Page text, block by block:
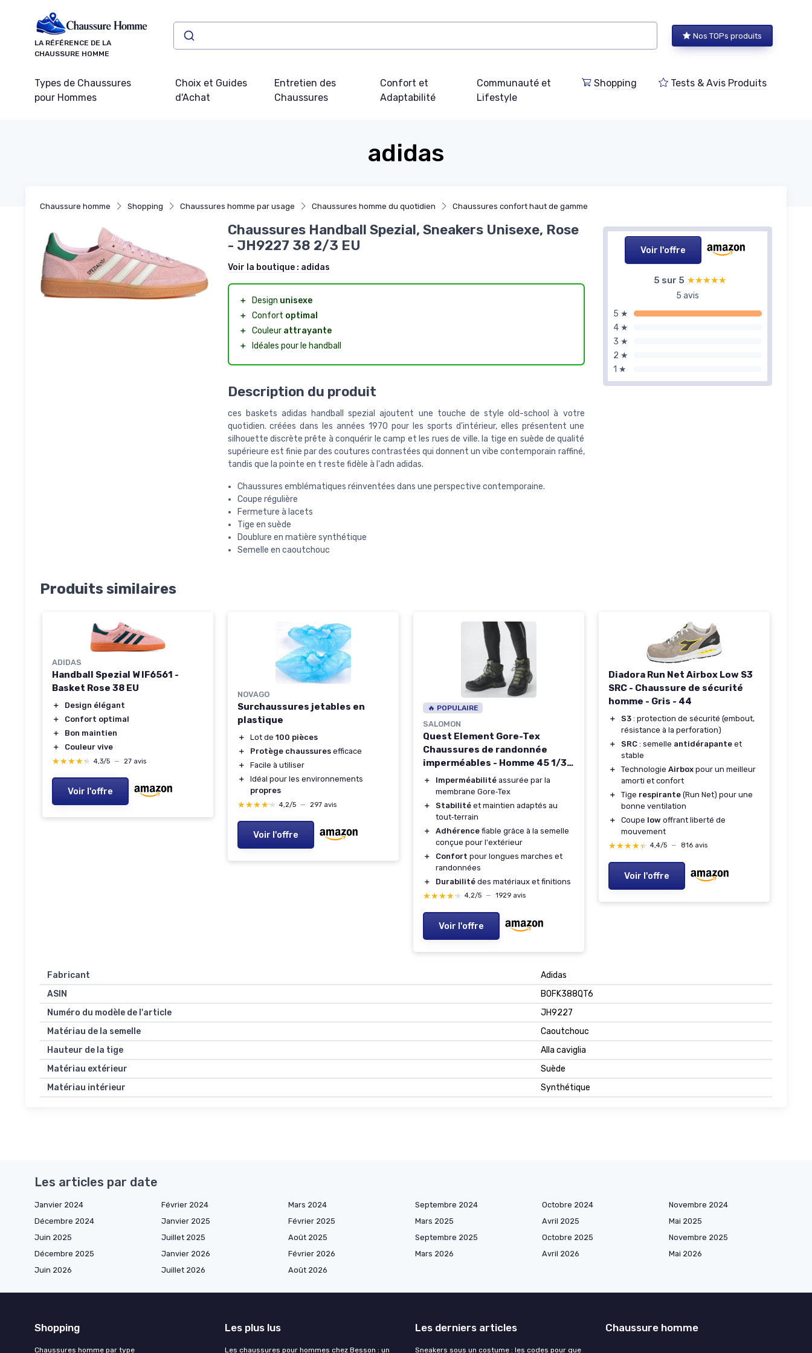
LA RÉFÉRENCE DE LA
CHAUSSURE HOMME
Nos TOPs produits
Types de Chaussures
pour Hommes
Choix et Guides
d'Achat
Entretien des
Chaussures
Confort et
Adaptabilité
Communauté et
Lifestyle
Shopping Tests & Avis Produits
adidas
Chaussure homme Shopping Chaussures homme par usage Chaussures homme du quotidien Chaussures confort haut de gamme
Voir l'offre
5 sur 5 ★★★★★
★★★★★
5 avis
5 ★
4 ★
3 ★
2 ★
1 ★
Chaussures Handball Spezial, Sneakers Unisexe, Rose
- JH9227 38 2/3 EU
Voir la boutique : adidas
＋ Design unisexe
＋ Confort optimal
＋ Couleur attrayante
＋
Idéales pour le handball
Description du produit
ces baskets adidas handball spezial ajoutent une touche de style old-school à votre
quotidien. créées dans les années 1970 pour les sports d'intérieur, elles présentent une
silhouette discrète prête à conquérir le camp et les rues de ville. la tige en suède de qualité
supérieure est finie par des coutures contrastées qui donnent un vibe contemporain raffiné,
tandis que la pointe en t reste fidèle à l'adn adidas.
Chaussures emblématiques réinventées dans une perspective contemporaine.
Coupe régulière
Fermeture à lacets
Tige en suède
Doublure en matière synthétique
Semelle en caoutchouc
Produits similaires
ADIDAS
Handball Spezial W IF6561 -
Basket Rose 38 EU
＋
Design élégant
＋
Confort optimal
＋
Bon maintien
＋
Couleur vive
★★★★★
★★★★★ 4,3/5 — 27 avis
Voir l'offre
NOVAGO
Surchaussures jetables en
plastique
＋ Lot de 100 pièces
＋
Protège chaussures efficace
＋
Facile à utiliser
＋
Idéal pour les environnements
propres
★★★★★
★★★★★ 4,2/5 — 297 avis
Voir l'offre
🔥 POPULAIRE
SALOMON
Quest Element Gore-Tex
Chaussures de randonnée
imperméables - Homme 45 1/3
EU
＋ Imperméabilité assurée par la
membrane Gore‑Tex
＋
Stabilité et maintien adaptés au
tout‑terrain
＋
Adhérence fiable grâce à la semelle
conçue pour l'extérieur
＋
Confort pour longues marches et
randonnées
＋
Durabilité des matériaux et finitions
★★★★★
★★★★★ 4,2/5 — 1929 avis
Voir l'offre
Diadora Run Net Airbox Low S3
SRC - Chaussure de sécurité
homme - Gris - 44
＋ S3 : protection de sécurité (embout,
résistance à la perforation)
＋
SRC : semelle antidérapante et
stable
＋
Technologie Airbox pour un meilleur
amorti et confort
＋
Tige respirante (Run Net) pour une
bonne ventilation
＋
Coupe low offrant liberté de
mouvement
★★★★★
★★★★★ 4,4/5 — 816 avis
Voir l'offre
Fabricant
Adidas
ASIN
B0FK388QT6
Numéro du modèle de l'article
JH9227
Matériau de la semelle
Caoutchouc
Hauteur de la tige
Alla caviglia
Matériau extérieur
Suède
Matériau intérieur
Synthétique
Les articles par date
Janvier 2024 Février 2024 Mars 2024 Septembre 2024 Octobre 2024
Novembre 2024
Décembre 2024
Janvier 2025 Février 2025 Mars 2025 Avril 2025
Mai 2025
Juin 2025
Juillet 2025 Août 2025 Septembre 2025 Octobre 2025
Novembre 2025
Décembre 2025
Janvier 2026 Février 2026 Mars 2026 Avril 2026
Mai 2026
Juin 2026
Juillet 2026 Août 2026
Shopping
Chaussures homme par type
Les plus lus
Les chaussures pour hommes chez Besson : un
Les derniers articles
Sneakers sous un costume : les codes pour que
Chaussure homme